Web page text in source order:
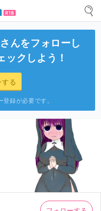
さんをフォローし
ックしよう！
る
録が必要です。